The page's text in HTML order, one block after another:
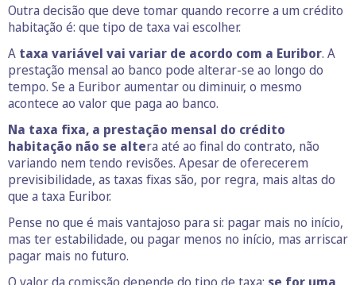
Outra decisão que deve tomar quando recorre a um crédito
habitação é: que tipo de taxa vai escolher.
A taxa variável vai variar de acordo com a Euribor. A
prestação mensal ao banco pode alterar-se ao longo do
tempo. Se a Euribor aumentar ou diminuir, o mesmo
acontece ao valor que paga ao banco.
Na taxa fixa, a prestação mensal do crédito
habitação não se altera até ao final do contrato, não
variando nem tendo revisões. Apesar de oferecerem
previsibilidade, as taxas fixas são, por regra, mais altas do
que a taxa Euribor.
Pense no que é mais vantajoso para si: pagar mais no início,
mas ter estabilidade, ou pagar menos no início, mas arriscar
pagar mais no futuro.